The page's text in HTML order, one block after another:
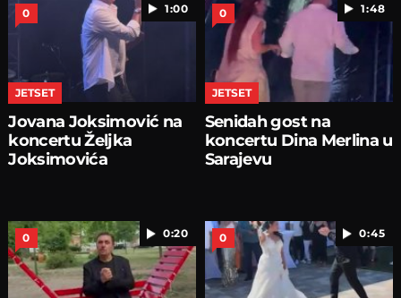
1:00
0
JETSET
Jovana Joksimović na
koncertu Željka
Joksimovića
1:48
0
JETSET
Senidah gost na
koncertu Dina Merlina u
Sarajevu
0:20
0 0:45
0